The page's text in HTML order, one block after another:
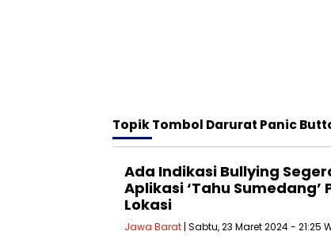
TopikTombol Darurat Panic
Ada Indikasi Bullying
Aplikasi ‘Tahu
Lokasi
Jawa Barat | Sabtu, 23 Maret 2024 - 21:25